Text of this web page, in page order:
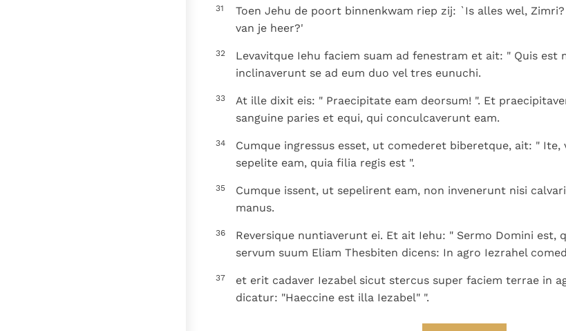
31
Toen Jehu de poort binnenkwam riep zij: `Is alles wel,
van je heer?'
32
Levavitque Iehu faciem suam ad fenestram et ait: " Quis est
inclinaverunt se ad eum duo vel tres eunuchi.
33
At ille dixit eis: " Praecipitate eam deorsum! ". Et
sanguine paries et equi, qui conculcaverunt eam.
34
Cumque ingressus esset, ut comederet biberetque, ait: "
sepelite eam, quia filia regis est ".
35
Cumque issent, ut sepelirent eam, non invenerunt nisi
manus.
36
Reversique nuntiaverunt ei. Et ait Iehu: " Sermo Domini est,
servum suum Eliam Thesbiten dicens: In agro Iezrahel
37
et erit cadaver Iezabel sicut stercus super faciem terrae in
dicatur: "Haeccine est illa Iezabel" ".